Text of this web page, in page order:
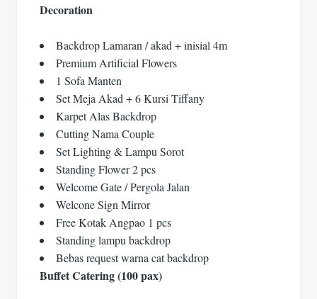
Decoration
Backdrop Lamaran / akad + inisial 4m
Premium Artificial Flowers
1 Sofa Manten
Set Meja Akad + 6 Kursi Tiffany
Karpet Alas Backdrop
Cutting Nama Couple
Set Lighting & Lampu Sorot
Standing Flower 2 pcs
Welcome Gate / Pergola Jalan
Welcone Sign Mirror
Free Kotak Angpao 1 pcs
Standing lampu backdrop
Bebas request warna cat backdrop
Buffet Catering (100 pax)